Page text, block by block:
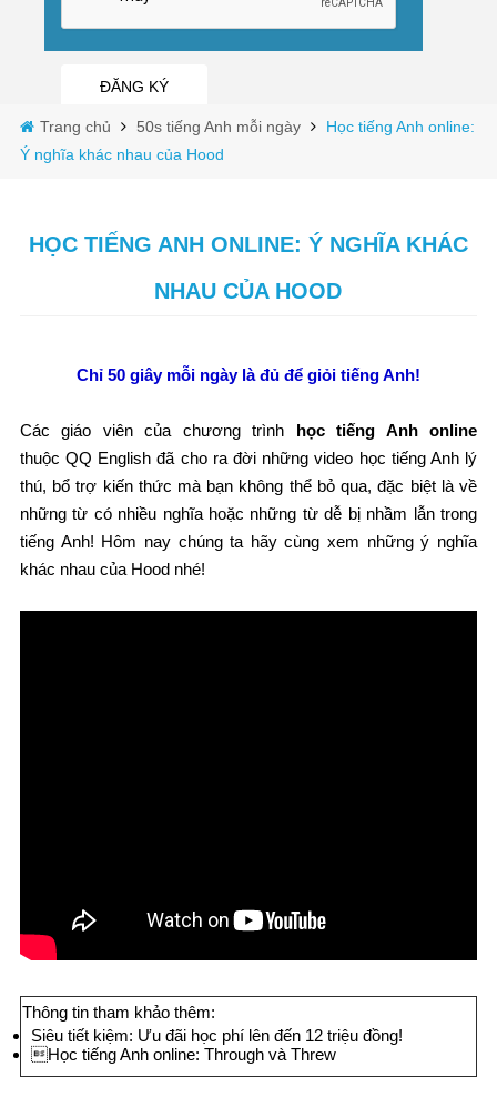
ĐĂNG KÝ
Trang chủ 50s tiếng Anh mỗi ngày
Học tiếng Anh online:
Ý nghĩa khác nhau của Hood
HỌC TIẾNG ANH ONLINE: Ý NGHĨA KHÁC
NHAU CỦA HOOD
Chỉ 50 giây mỗi ngày là đủ để giỏi tiếng Anh!
Các giáo viên của chương trình học tiếng Anh online
thuộc QQ English đã cho ra đời những video học tiếng Anh lý
thú, bổ trợ kiến thức mà bạn không thể bỏ qua, đặc biệt là về
những từ có nhiều nghĩa hoặc những từ dễ bị nhầm lẫn trong
tiếng Anh! Hôm nay chúng ta hãy cùng xem những ý nghĩa
khác nhau của Hood nhé!
Thông tin tham khảo thêm:
Siêu tiết kiệm: Ưu đãi học phí lên đến 12 triệu đồng!
Học tiếng Anh online: Through và Threw